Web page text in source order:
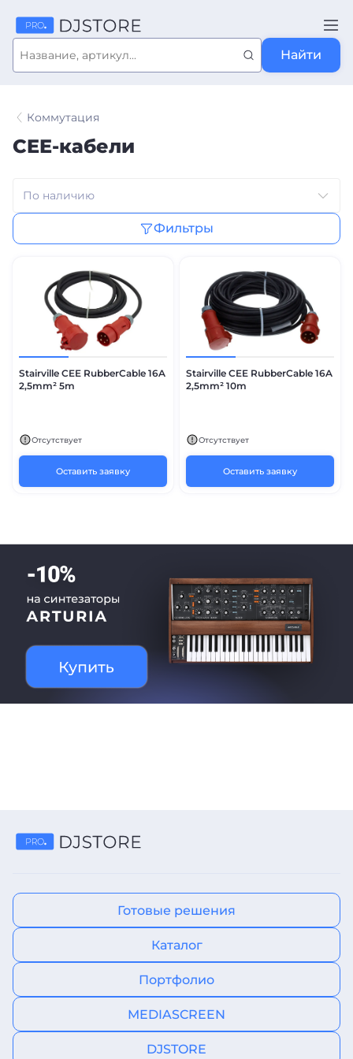
Найти
Коммутация
CEE-кабели
Фильтры
Stairville CEE RubberCable 16A
2,5mm² 5m
Отсутствует
Оставить заявку
Stairville CEE RubberCable 16A
2,5mm² 10m
Отсутствует
Оставить заявку
Готовые решения
Каталог
Портфолио
MEDIASCREEN
DJSTORE